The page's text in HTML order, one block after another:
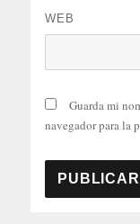
WEB
Guarda mi
navegador para la